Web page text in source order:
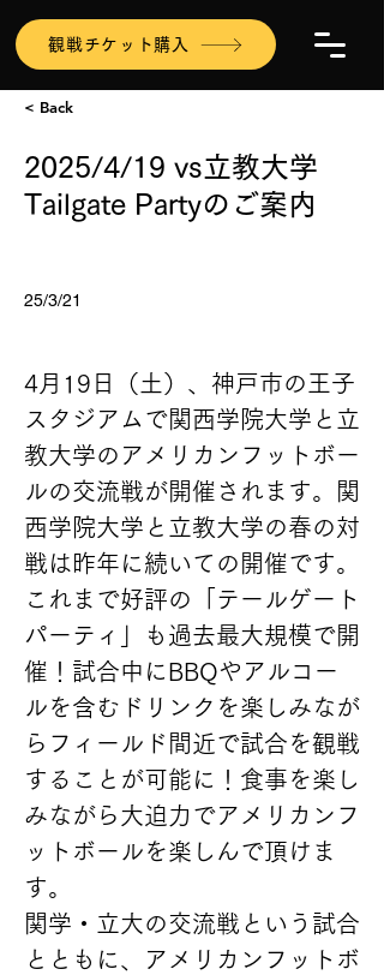
観戦チケット購入
< Back
2025/4/19 vs立教大学
Tailgate Partyのご案内
25/3/21
4月19日（土）、神戸市の王子
スタジアムで関西学院大学と立
教大学のアメリカンフットボー
ルの交流戦が開催されます。関
西学院大学と立教大学の春の対
戦は昨年に続いての開催です。
これまで好評の「テールゲート
パーティ」も過去最大規模で開
催！試合中にBBQやアルコー
ルを含むドリンクを楽しみなが
らフィールド間近で試合を観戦
することが可能に！食事を楽し
みながら大迫力でアメリカンフ
ットボールを楽しんで頂けま
す。
関学・立大の交流戦という試合
とともに、アメリカンフットボ